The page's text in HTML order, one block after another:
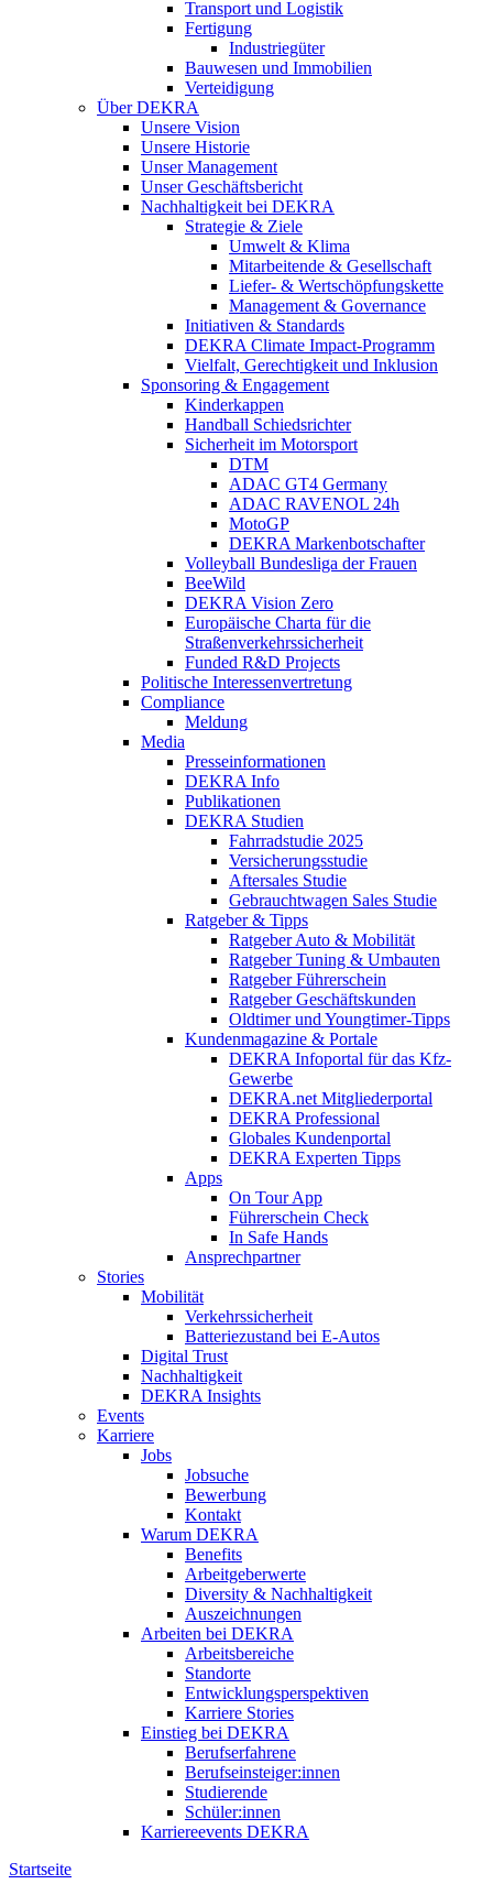
Transport und Logistik
Fertigung
Industriegüter
Bauwesen und Immobilien
Verteidigung
Über DEKRA
Unsere Vision
Unsere Historie
Unser Management
Unser Geschäftsbericht
Nachhaltigkeit bei DEKRA
Strategie & Ziele
Umwelt & Klima
Mitarbeitende & Gesellschaft
Liefer- & Wertschöpfungskette
Management & Governance
Initiativen & Standards
DEKRA Climate Impact-Programm
Vielfalt, Gerechtigkeit und Inklusion​
Sponsoring & Engagement
Kinderkappen
Handball Schiedsrichter
Sicherheit im Motorsport
DTM
ADAC GT4 Germany
ADAC RAVENOL 24h
MotoGP
DEKRA Markenbotschafter
Volleyball Bundesliga der Frauen
BeeWild
DEKRA Vision Zero
Europäische Charta für die
Straßenverkehrssicherheit
Funded R&D Projects
Politische Interessenvertretung
Compliance
Meldung
Media
Presseinformationen
DEKRA Info
Publikationen
DEKRA Studien
Fahrradstudie 2025
Versicherungsstudie
Aftersales Studie
Gebrauchtwagen Sales Studie
Ratgeber & Tipps
Ratgeber Auto & Mobilität
Ratgeber Tuning & Umbauten
Ratgeber Führerschein
Ratgeber Geschäftskunden
Oldtimer und Youngtimer-Tipps
Kundenmagazine & Portale
DEKRA Infoportal für das Kfz-
Gewerbe
DEKRA.net Mitgliederportal
DEKRA Professional
Globales Kundenportal
DEKRA Experten Tipps
Apps
On Tour App
Führerschein Check
In Safe Hands
Ansprechpartner
Stories
Mobilität
Verkehrssicherheit
Batteriezustand bei E-Autos
Digital Trust
Nachhaltigkeit
DEKRA Insights
Events
Karriere
Jobs
Jobsuche
Bewerbung
Kontakt
Warum DEKRA
Benefits
Arbeitgeberwerte
Diversity & Nachhaltigkeit
Auszeichnungen
Arbeiten bei DEKRA
Arbeitsbereiche
Standorte
Entwicklungsperspektiven
Karriere Stories
Einstieg bei DEKRA
Berufserfahrene
Berufseinsteiger:innen
Studierende
Schüler:innen
Karriereevents DEKRA
Startseite